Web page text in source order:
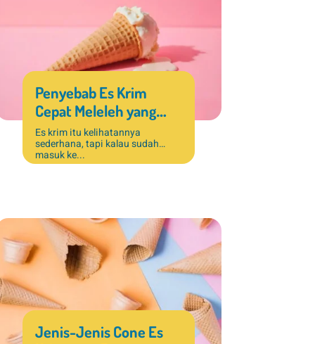
Penyebab Es Krim
Cepat Meleleh yang
Sering Terjadi di Bisnis
Dessert
Es krim itu kelihatannya
sederhana, tapi kalau sudah
masuk ke...
Jenis-Jenis Cone Es